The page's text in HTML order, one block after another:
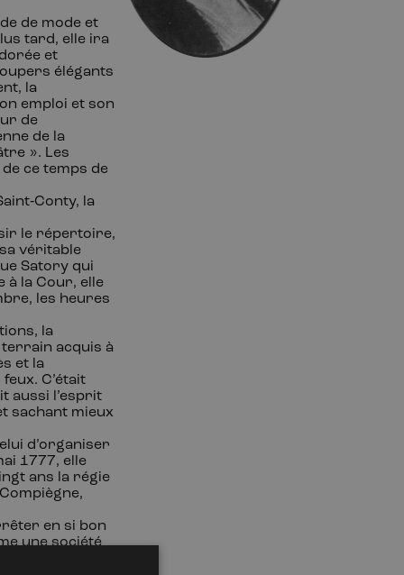
de mode et
tard, elle ira
et
élégants
la
emploi et son
de
de la
». Les
ce temps de
‑Conty, la
le répertoire,
véritable
Satory qui
à la Cour, elle
les heures
la
acquis à
et la
C’était
aussi l’esprit
sachant mieux
d’organiser
1777, elle
ans la régie
en si bon
une société